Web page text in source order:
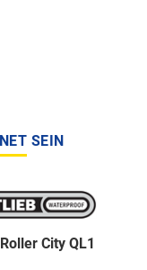
SEIN
City QL1